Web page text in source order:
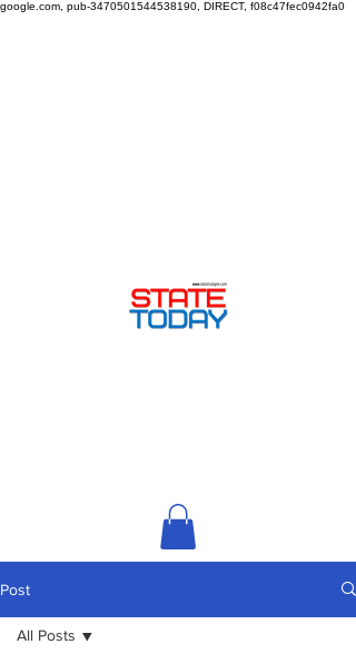
google.com, pub-3470501544538190, DIRECT, f08c47fec0942fa0
Post
All Posts